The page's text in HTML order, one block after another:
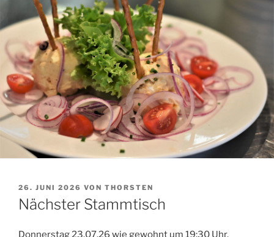
VERÖFFENTLICHT
AM
26. JUNI 2026 VON THORSTEN
Nächster Stammtisch
Donnerstag 23.07.26 wie gewohnt um 19:30 Uhr.